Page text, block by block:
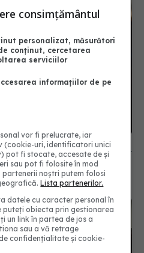
fapt, de COVID?
numărul real al deceselor
consimțământul
personalizat, măsurători
conținut, cercetarea
serviciilor
informațiilor de pe
vor fi prelucrate, iar
(cookie-uri, identificatori unici
pot fi stocate, accesate de și
sau pot fi folosite în mod
partenerii noștri putem folosi
Lista partenerilor.
datele cu caracter personal în
puteți obiecta prin gestionarea
un link în partea de jos a
sau a vă retrage
confidențialitate și cookie-